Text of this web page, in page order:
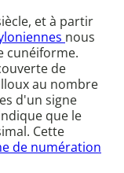
et à partir
nous
cunéiforme.
de
au nombre
d'un signe
que le
Cette
de numération